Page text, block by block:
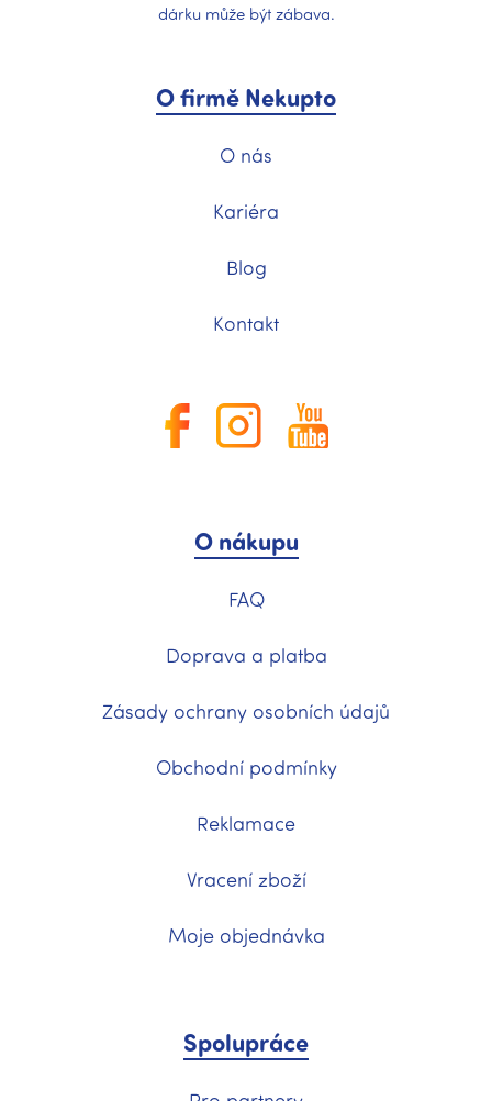
dárku může být zábava.
O firmě Nekupto
O nás
Kariéra
Blog
Kontakt
O nákupu
FAQ
Doprava a platba
Zásady ochrany osobních údajů
Obchodní podmínky
Reklamace
Vracení zboží
Moje objednávka
Spolupráce